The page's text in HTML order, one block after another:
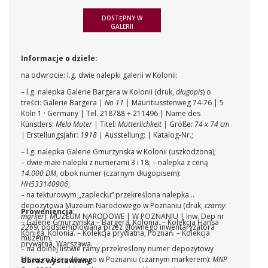
DOSTĘPNY W
GALERII
Informacje o dziele:
na odwrocie: l.g. dwie nalepki galerii w Kolonii:
– l.g. nalepka Galerie Bargera w Kolonii (druk, długopis) o
treści: Galerie Bargera | No 11 | Mauritiusstenweg 74-76 | 5
Köln 1 · Germany | Tel. 218788 + 211496 | Name des
Künstlers: Mela Muter | Titel: Mütterlichkeit | Größe: 74 x 74 cm
| Erstellungsjahr: 1918 | Ausstellung: | Katalog-Nr.;
– l.g. nalepka Galerie Gmurzynska w Kolonii (uszkodzona);
– dwie małe nalepki z numerami 3 i 18; – nalepka z ceną
14.000 DM, obok numer (czarnym długopisem):
HH533140906;
– na tekturowym „zaplecku“ przekreślona nalepka
depozytowa Muzeum Narodowego w Poznaniu (druk, czarny
marker):MUZEUM NARODOWE | W POZNANIU | Inw. Dep nr
2269, podstemplowana przez głównego inwentaryzatora
muzeum;
– na dolnej listwie ramy przekreślony numer depozytowy
Muzeum Narodowego w Poznaniu (czarnym markerem): MNP
Proweniencja:
– Galerie Gmurzynska – Bargera, Kolonia.– Kolekcja Hansa
Königa, Kolonia.– Kolekcja prywatna, Poznań.– Kolekcja
prywatna, Warszawa.
Obraz wystawiany: